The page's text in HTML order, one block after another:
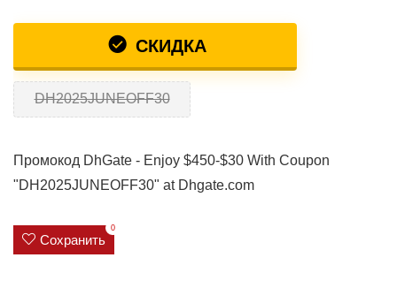
СКИДКА
DH2025JUNEOFF30
Промокод DhGate - Enjoy $450-$30 With Coupon
"DH2025JUNEOFF30" at Dhgate.com
Сохранить
0